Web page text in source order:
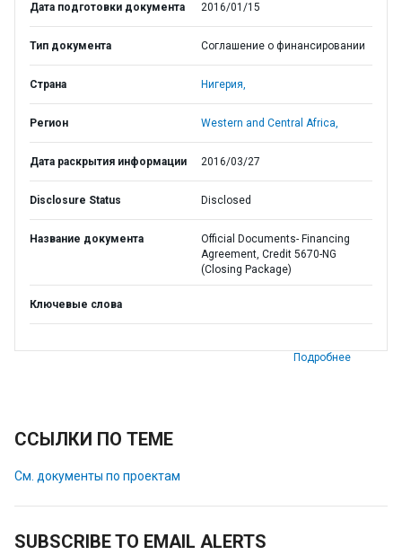
Дата подготовки документа 2016/01/15
Тип документа Соглашение о финансировании
Страна Нигерия,
Регион Western and Central Africa,
Дата раскрытия информации 2016/03/27
Disclosure Status Disclosed
Название документа
Official Documents- Financing
Agreement, Credit 5670-NG
(Closing Package)
Ключевые слова
Подробнее
ССЫЛКИ ПО ТЕМЕ
См. документы по проектам
SUBSCRIBE TO EMAIL ALERTS